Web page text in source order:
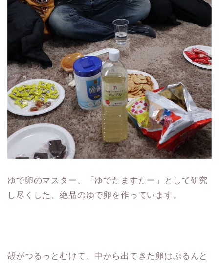
ゆで卵のマスター、「ゆでたますたー」として研究
し尽くした、絶品のゆで卵を作っています。
殻がつるっとむけて、中から出てきた卵はぷるんと